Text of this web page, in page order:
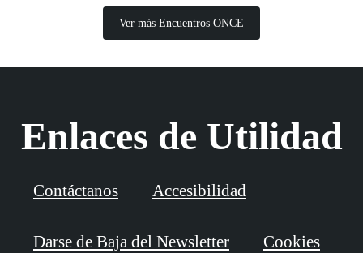
Ver más Encuentros ONCE
Enlaces de Utilidad
Contáctanos Accesibilidad
Darse de Baja del Newsletter Cookies